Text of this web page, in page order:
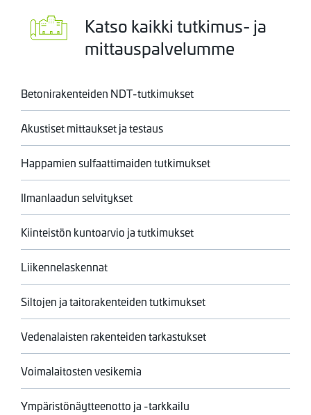
Image
Katso kaikki tutkimus- ja
mittauspalvelumme
Betonirakenteiden NDT-tutkimukset
Akustiset mittaukset ja testaus
Happamien sulfaattimaiden tutkimukset
Ilmanlaadun selvitykset
Kiinteistön kuntoarvio ja tutkimukset
Liikennelaskennat
Siltojen ja taitorakenteiden tutkimukset
Vedenalaisten rakenteiden tarkastukset
Voimalaitosten vesikemia
Ympäristönäytteenotto ja -tarkkailu